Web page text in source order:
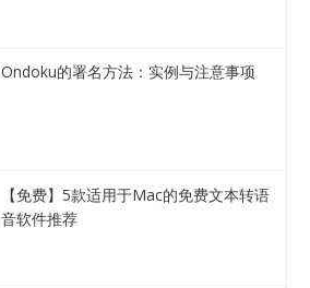
Ondoku的署名方法：实例与注意事项
【免费】5款适用于Mac的免费文本转语
音软件推荐